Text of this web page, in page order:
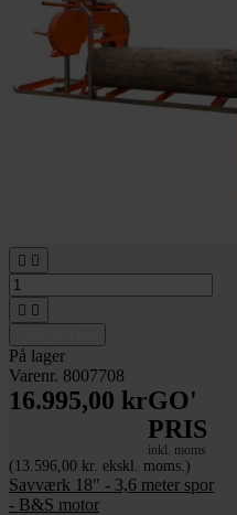
 
 
På lager
Varenr. 8007708
16.995,00 krGO'
PRIS
inkl. moms
(13.596,00 kr. ekskl. moms.)
Savværk 18" - 3,6 meter spor
- B&S motor